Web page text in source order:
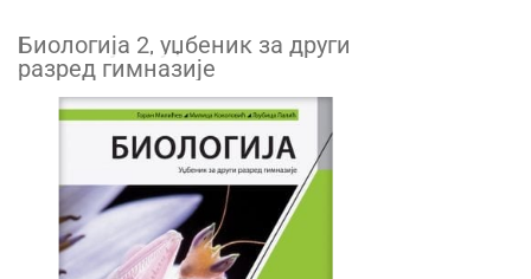
Биологија 2, уџбеник за други
разред гимназије